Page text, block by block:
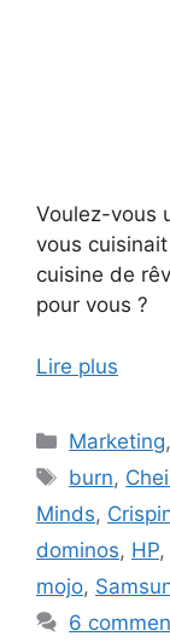
Voulez-vous
vous
cuisine de
pour vous ?
Lire plus
Catégories
Marketing,
Étiquettes
burn,
Minds,
dominos, HP,
mojo,
6